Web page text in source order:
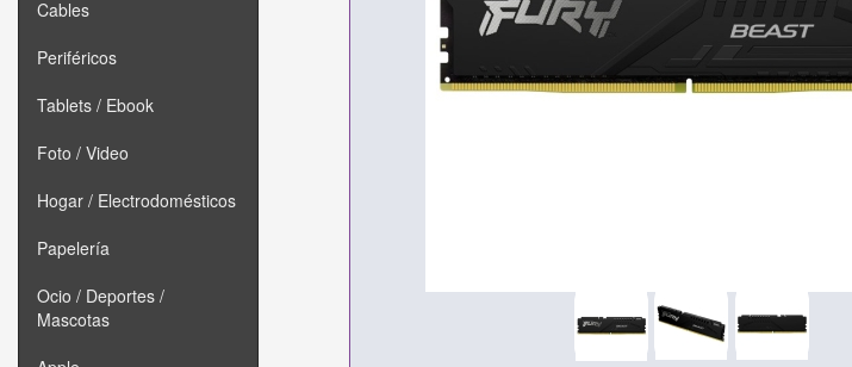
Cables
Periféricos
Tablets / Ebook
Foto / Video
Hogar / Electrodomésticos
Papelería
Ocio / Deportes /
Mascotas